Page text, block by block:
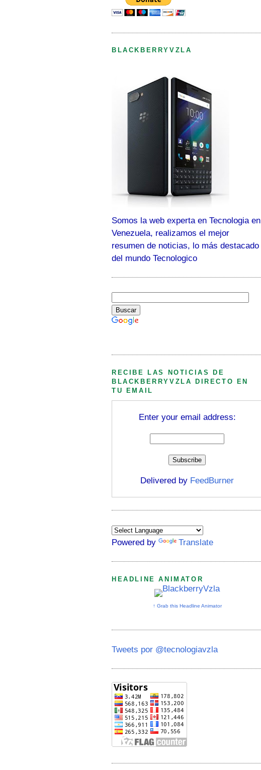
BLACKBERRYVZLA
Somos la web experta en Tecnologia en
Venezuela, realizamos el mejor
resumen de noticias, lo más destacado
del mundo Tecnologico
RECIBE LAS NOTICIAS DE
BLACKBERRYVZLA DIRECTO EN
TU EMAIL
Enter your email address:
Delivered by FeedBurner
Powered by Translate
HEADLINE ANIMATOR
↑ Grab this Headline Animator
Tweets por @tecnologiavzla